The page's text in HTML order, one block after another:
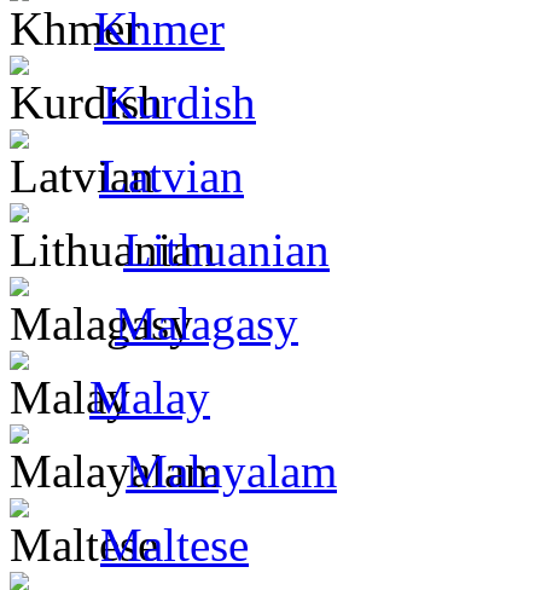
Khmer
Kurdish
Latvian
Lithuanian
Malagasy
Malay
Malayalam
Maltese